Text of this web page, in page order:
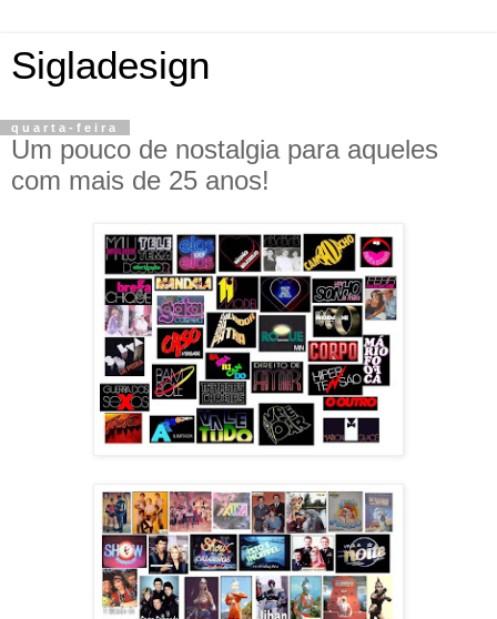
Sigladesign
quarta-feira
Um pouco de nostalgia para aqueles
com mais de 25 anos!